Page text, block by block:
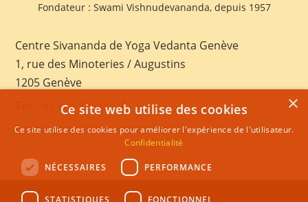
Fondateur : Swami Vishnudevananda, depuis 1957
Centre Sivananda de Yoga Vedanta Genève
1, rue des Minoteries / Augustins
1205 Genève
+41 022 328 03 28
E-mail:geneva@sivananda.net
×
Ce site web utilise des cookies
Ce site utilise des cookies pour améliorer l'expérience de l'utilisateur.
Confidentialité
NÉCESSAIRES PERFORMANCE
STATISTIQUES FONCTIONNEL